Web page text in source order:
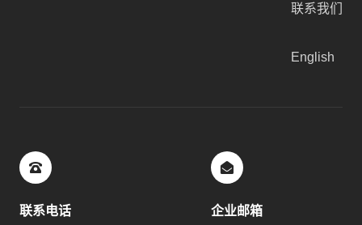
联系我们
English
联系电话
企业邮箱